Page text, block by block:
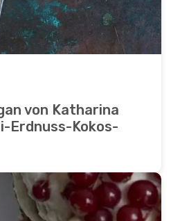
von Katharina
Erdnuss-Kokos-